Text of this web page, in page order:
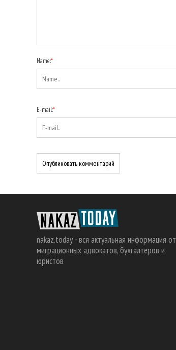
Name:*
E-mail:*
nakaz.today - вся актуальная информация от
миграционных адвокатов, бухгалтеров и
юристов